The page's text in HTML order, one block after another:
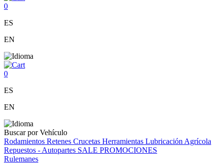
0
ES
EN
0
ES
EN
Buscar por Vehículo
Rodamientos Retenes Crucetas Herramientas Lubricación Agrícola
Repuestos - Autopartes SALE PROMOCIONES
Rulemanes